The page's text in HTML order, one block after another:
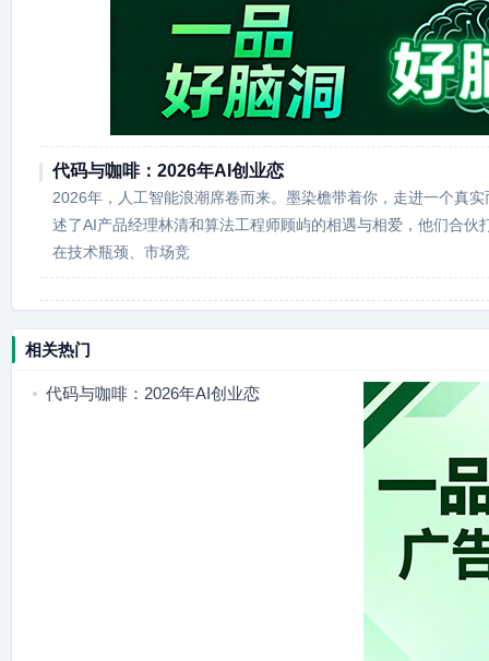
代码与咖啡：2026年AI创业恋
2026年，人工智能浪潮席卷而来。墨染檐带着你，走进一个真
述了AI产品经理林清和算法工程师顾屿的相遇与相爱，他们合伙
在技术瓶颈、市场竞
相关热门
代码与咖啡：2026年AI创业恋